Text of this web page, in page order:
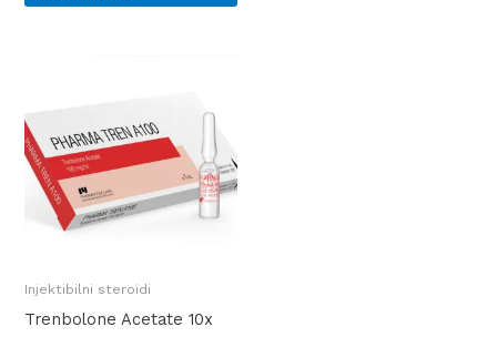
Injektibilni steroidi
Trenbolone Acetate 10x